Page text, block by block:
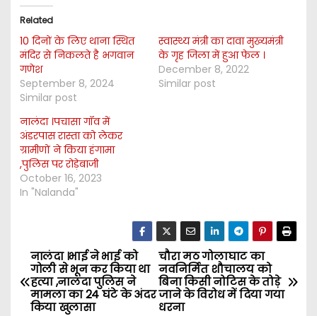
Related
10 दिनों के लिए थाना स्थित
मंदिर से निकलते है भगवान
गणेश
September 8, 2024
Similar post
स्वास्थ्य मंत्री का दावा मुख्यमंत्री
के गृह जिला में हुआ फेल ।
December 8, 2022
Similar post
नालंदा ।पचासा गॉव में
अंडरपास रास्ता को लेकर
ग्रामीणों ने किया हंगामा
,पुलिस पर रोड़ेबाजी
October 16, 2023
In "Nalanda"
P
o
चौरा मठ गोलाघाट का
नवनिर्मित शौचालय को
बिना किसी नोटिस के तोड़े
जाने के विरोध में दिया गया
धरना
नालंदा ।भाई ने भाई को
गोली से भून कर किया था
हत्या ,नालंदा पुलिस ने
मामला का 24 घंटे के अंदर
किया खुलासा